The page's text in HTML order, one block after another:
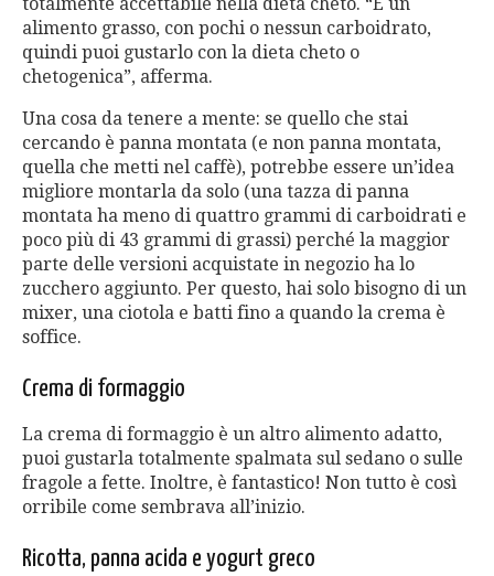
alimento grasso, con pochi o nessun carboidrato,
quindi puoi gustarlo con la dieta cheto o
chetogenica”, afferma.
Una cosa da tenere a mente: se quello che stai
cercando è panna montata (e non panna montata,
quella che metti nel caffè), potrebbe essere un’idea
migliore montarla da solo (una tazza di panna
montata ha meno di quattro grammi di carboidrati e
poco più di 43 grammi di grassi) perché la maggior
parte delle versioni acquistate in negozio ha lo
zucchero aggiunto. Per questo, hai solo bisogno di un
mixer, una ciotola e batti fino a quando la crema è
soffice.
Crema di formaggio
La crema di formaggio è un altro alimento adatto,
puoi gustarla totalmente spalmata sul sedano o sulle
fragole a fette. Inoltre, è fantastico! Non tutto è così
orribile come sembrava all’inizio.
Ricotta, panna acida e yogurt greco